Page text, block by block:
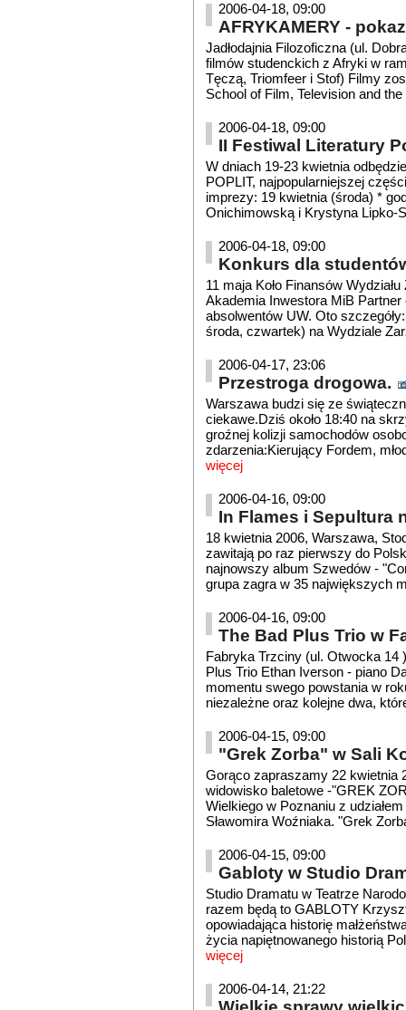
2006-04-18, 09:00
AFRYKAMERY -
Jadłodajnia Filozoficzna (ul.
filmów studenckich z Afryki w
Tęczą, Triomfeer i Stof) Filmy
School of Film, Television and
2006-04-18, 09:00
II Festiwal Literatury
W dniach 19-23 kwietnia
POPLIT, najpopularniejszej
imprezy: 19 kwietnia (środa) *
Onichimowską i Krystyna Lipko-
2006-04-18, 09:00
Konkurs dla
11 maja Koło Finansów
Akademia Inwestora MiB
absolwentów UW. Oto
środa, czwartek) na Wydziale
2006-04-17, 23:06
Przestroga drogowa.
Warszawa budzi się ze
ciekawe.Dziś około 18:40 na
groźnej kolizji samochodów
zdarzenia:Kierujący Fordem,
więcej
2006-04-16, 09:00
In Flames i Sepultura
18 kwietnia 2006, Warszawa,
zawitają po raz pierwszy do
najnowszy album Szwedów -
grupa zagra w 35 największych
2006-04-16, 09:00
The Bad Plus Trio w
Fabryka Trzciny (ul. Otwocka 14
Plus Trio Ethan Iverson - piano
momentu swego powstania w
niezależne oraz kolejne dwa,
2006-04-15, 09:00
"Grek Zorba" w Sali
Gorąco zapraszamy 22 kwietnia
widowisko baletowe -"GREK
Wielkiego w Poznaniu z
Sławomira Woźniaka. "Grek
2006-04-15, 09:00
Gabloty w Studio
Studio Dramatu w Teatrze
razem będą to GABLOTY
opowiadająca historię
życia napiętnowanego historią
więcej
2006-04-14, 21:22